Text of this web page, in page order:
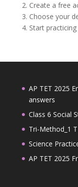
2. Create a free
3. Choose your
4. Start
AP TET 2025
answers
Class 6 Social
Tri-Method_1
Science
AP TET 2025